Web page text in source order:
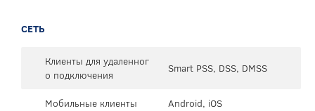
СЕТЬ
Клиенты для удаленног
о подключения
Smart PSS, DSS, DMSS
Мобильные клиенты Android, iOS